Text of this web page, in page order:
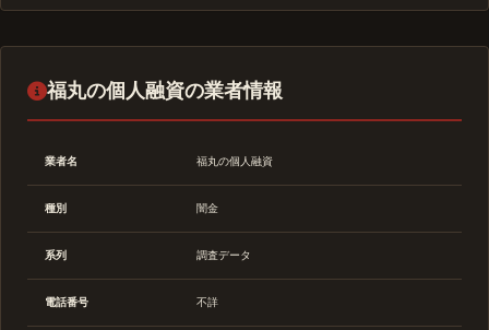
福丸の個人融資の業者情報
業者名 福丸の個人融資
種別 闇金
系列 調査データ
電話番号 不詳